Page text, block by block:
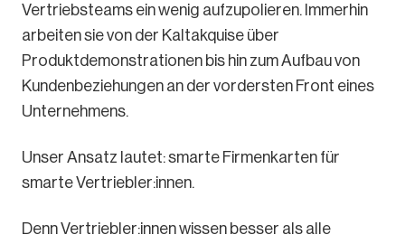
Vertriebsteams ein wenig aufzupolieren. Immerhin
arbeiten sie von der Kaltakquise über
Produktdemonstrationen bis hin zum Aufbau von
Kundenbeziehungen an der vordersten Front eines
Unternehmens.
Unser Ansatz lautet: smarte Firmenkarten für
smarte Vertriebler:innen.
Denn Vertriebler:innen wissen besser als alle